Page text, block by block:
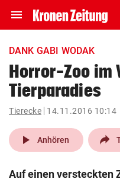
menu Navigation
ein-/ausklappen
account_circle Anmelden
pin_drop
Wien
DANK GABI WODAK
Horror-Zoo im
Tierparadies
Tierecke 14.11.2016 10:14
play_arrow Anhören
Auf einen versteckten